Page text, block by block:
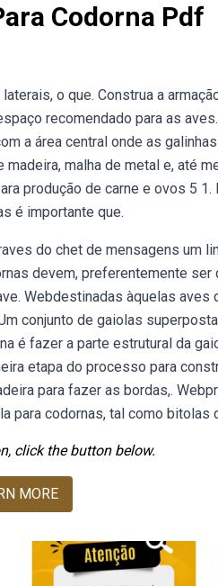
Codorna Pdf
o que. Construa a
recomendado para as
a área central onde as
malha de metal e, até
produção de carne e ovos 5 1.
é importante que.
do chet de mensagens um
devem, preferentemente
Webdestinadas àquelas aves
conjunto de gaiolas
é fazer a parte estrutural da
etapa do processo para
para fazer as bordas,.
para codornas, tal como bitolas
click the button below.
MORE